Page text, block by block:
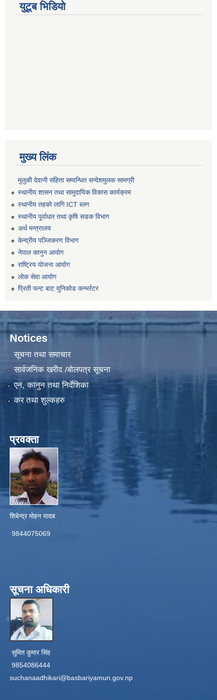
युटूब भिडियो
मुख्य लिंक
मुलुकी देवानी संहिता सम्वन्धित सन्देशमुलक सामग्री
स्थानीय शासन तथा सामुदायिक विकास कार्यक्रम
स्थानीय तहको लागि ICT ब्लग
स्थानीय पूर्वाधार तथा कृषि सडक विभाग
अर्थ मन्त्रालय
केन्द्रीय पञ्जिकरण विभाग
नेपाल कानुन आयोग
राष्ट्रिय योजना आयोग
लोक सेवा आयोग
प्रिती फन्ट बाट युनिकोड कन्भर्रटर
Notices
सूचना तथा समाचार
सार्वजनिक खरीद /बोलपत्र सूचना
एन, कानुन तथा निर्देशिका
कर तथा शुल्कहरु
प्रवक्ता
शिबेन्द्र मोहन यादब
9844075069
सूचना अधिकारी
सुमित कुमार सिंह
9854086444
suchanaadhikari@basbariyamun.gov.np